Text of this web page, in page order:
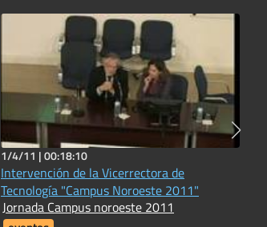
1/4/11 |00:18:10
Intervención de la Vicerrectora de
Tecnología "Campus Noroeste 2011"
Jornada Campus noroeste 2011